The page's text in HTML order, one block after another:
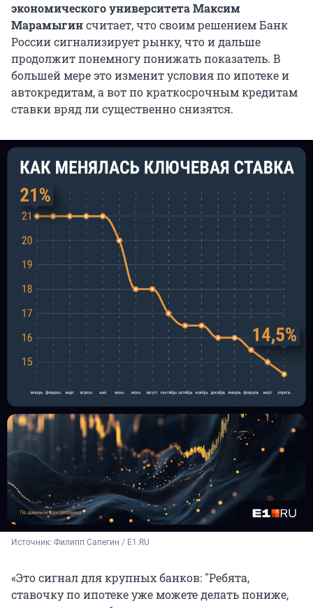
экономического университета Максим
Марамыгинсчитает, что своим решением Банк
России сигнализирует рынку, что и дальше
продолжит понемногу понижать показатель. В
большей мере это изменит условия по ипотеке и
автокредитам, а вот по краткосрочным кредитам
ставки вряд ли существенно снизятся.
Источник: Филипп Сапегин / E1.RU
«Это сигнал для крупных банков: "Ребята,
ставочку по ипотеке уже можете делать пониже,